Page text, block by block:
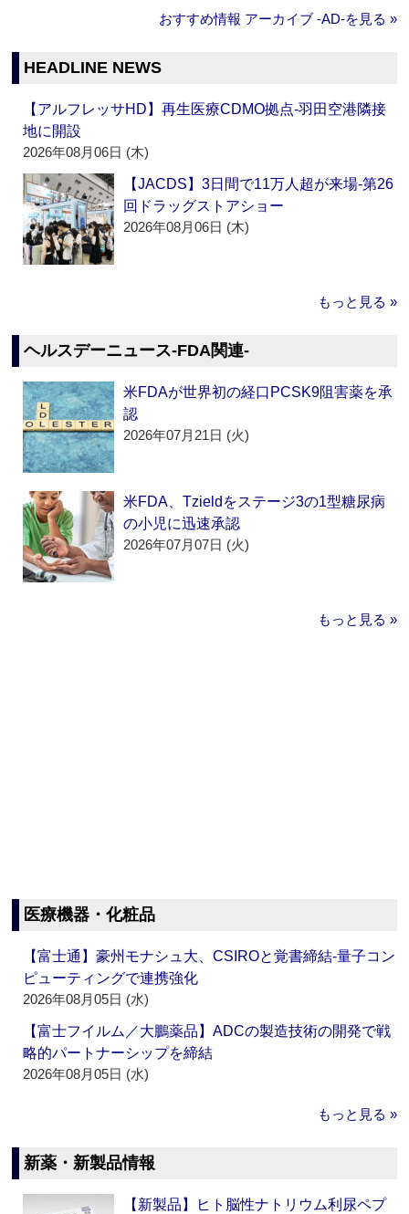
おすすめ情報 アーカイブ ‐AD‐を見る »
HEADLINE NEWS
【アルフレッサHD】再生医療CDMO拠点‐羽田空港隣接
地に開設
2026年08月06日 (木)
【JACDS】3日間で11万人超が来場‐第26
回ドラッグストアショー
2026年08月06日 (木)
もっと見る »
ヘルスデーニュース‐FDA関連‐
米FDAが世界初の経口PCSK9阻害薬を承
認
2026年07月21日 (火)
米FDA、Tzieldをステージ3の1型糖尿病
の小児に迅速承認
2026年07月07日 (火)
もっと見る »
医療機器・化粧品
【富士通】豪州モナシュ大、CSIROと覚書締結‐量子コン
ピューティングで連携強化
2026年08月05日 (水)
【富士フイルム／大鵬薬品】ADCの製造技術の開発で戦
略的パートナーシップを締結
2026年08月05日 (水)
もっと見る »
新薬・新製品情報
【新製品】ヒト脳性ナトリウム利尿ペプ